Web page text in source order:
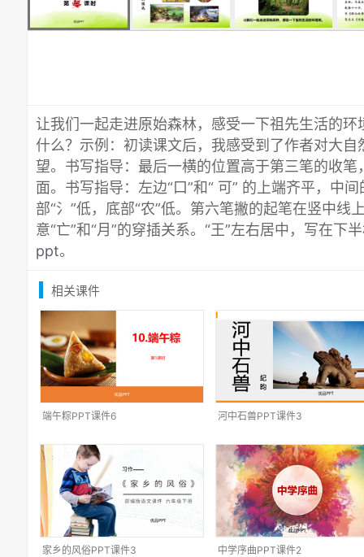
让我们一起走进原始森林，感受一下祖先生活的
什么？示例：初读课文后，我感受到了作者对大
望。书写指导：最后一横的位置高于第三笔的收笔
面。书写指导：左边“口”和“ 可” 的上端齐平，中
部“氵”低，底部“农”低。第六笔撇的起笔在竖中线
意“亡”和“月”的穿插关系。“王”左右居中，写在下
ppt。
相关课件
端午粽PPT课件6 河中石兽PPT课件3
家乡的风俗PPT课件3 中学序曲PPT课件2